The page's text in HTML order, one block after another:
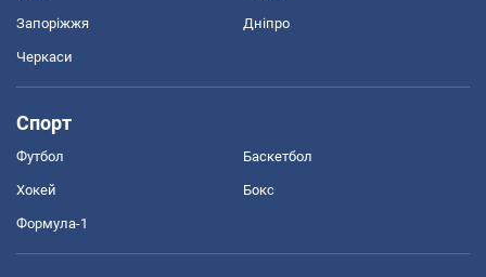
Запоріжжя Дніпро
Черкаси
Спорт
Футбол Баскетбол
Хокей Бокс
Формула-1